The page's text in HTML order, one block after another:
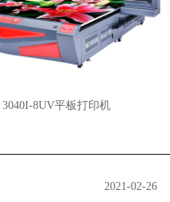
8UV平板打印机
2021-02-26